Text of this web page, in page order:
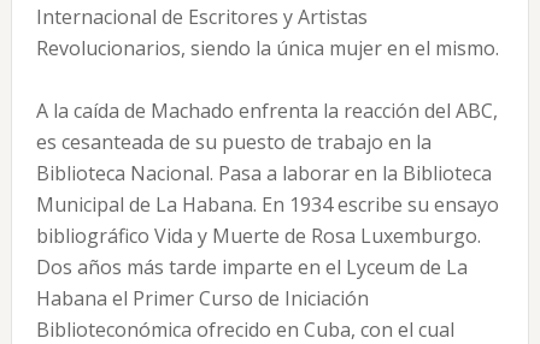
Internacional de Escritores y Artistas
Revolucionarios, siendo la única mujer en el mismo.
A la caída de Machado enfrenta la reacción del ABC,
es cesanteada de su puesto de trabajo en la
Biblioteca Nacional. Pasa a laborar en la Biblioteca
Municipal de La Habana. En 1934 escribe su ensayo
bibliográfico Vida y Muerte de Rosa Luxemburgo.
Dos años más tarde imparte en el Lyceum de La
Habana el Primer Curso de Iniciación
Biblioteconómica ofrecido en Cuba, con el cual